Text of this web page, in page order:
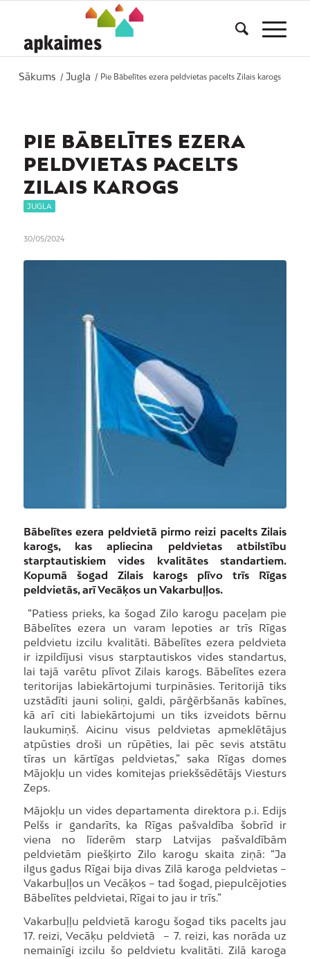
Sākums / Jugla / Pie Bābelītes ezera peldvietas pacelts Zilais karogs
PIE BĀBELĪTES EZERA
PELDVIETAS PACELTS
ZILAIS KAROGS
JUGLA
30/05/2024
Bābelītes ezera peldvietā pirmo reizi pacelts Zilais
karogs, kas apliecina peldvietas atbilstību
starptautiskiem vides kvalitātes standartiem.
Kopumā šogad Zilais karogs plīvo trīs Rīgas
peldvietās, arī Vecāķos un Vakarbuļļos.
“Patiess prieks, ka šogad Zilo karogu paceļam pie
Bābelītes ezera un varam lepoties ar trīs Rīgas
peldvietu izcilu kvalitāti. Bābelītes ezera peldvieta
ir izpildījusi visus starptautiskos vides standartus,
lai tajā varētu plīvot Zilais karogs. Bābelītes ezera
teritorijas labiekārtojumi turpināsies. Teritorijā tiks
uzstādīti jauni soliņi, galdi, pārģērbšanās kabīnes,
kā arī citi labiekārtojumi un tiks izveidots bērnu
laukumiņš. Aicinu visus peldvietas apmeklētājus
atpūsties droši un rūpēties, lai pēc sevis atstātu
tīras un kārtīgas peldvietas,” saka Rīgas domes
Mājokļu un vides komitejas priekšsēdētājs Viesturs
Zeps.
Mājokļu un vides departamenta direktora p.i. Edijs
Pelšs ir gandarīts, ka Rīgas pašvaldība šobrīd ir
viena no līderēm starp Latvijas pašvaldībām
peldvietām piešķirto Zilo karogu skaita ziņā: “Ja
ilgus gadus Rīgai bija divas Zilā karoga peldvietas –
Vakarbuļļos un Vecāķos – tad šogad, piepulcējoties
Bābelītes peldvietai, Rīgai to jau ir trīs.”
Vakarbuļļu peldvietā karogu šogad tiks pacelts jau
17. reizi, Vecāķu peldvietā – 7. reizi, kas norāda uz
nemainīgi izcilu šo peldvietu kvalitāti. Zilā karoga